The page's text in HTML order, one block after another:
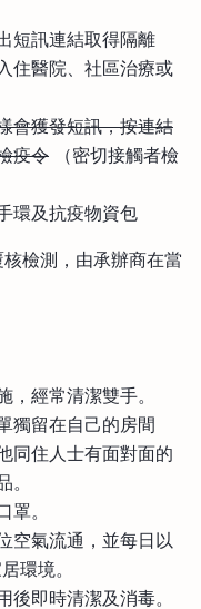
短訊連結取得隔離
住醫院、社區治療或
會獲發短訊，按連結
疫令 （密切接觸者檢
環及抗疫物資包
檢測，由承辦商在當
經常清潔雙手。
獨留在自己的房間
同住人士有面對面的
。
空氣流通，並每日以
環境。
即時清潔及消毒。